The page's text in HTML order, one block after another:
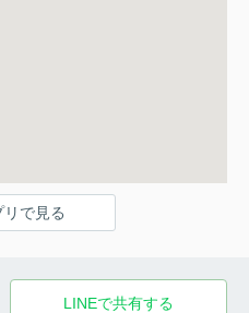
で見る
LINEで共有する